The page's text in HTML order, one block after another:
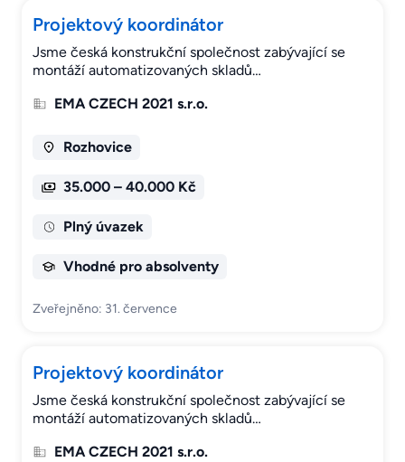
Projektový koordinátor
Jsme česká konstrukční společnost zabývající se
montáží automatizovaných skladů…
EMA CZECH 2021 s.r.o.
Rozhovice
35.000 – 40.000 Kč
Plný úvazek
Vhodné pro absolventy
Zveřejněno: 31. července
Projektový koordinátor
Jsme česká konstrukční společnost zabývající se
montáží automatizovaných skladů…
EMA CZECH 2021 s.r.o.